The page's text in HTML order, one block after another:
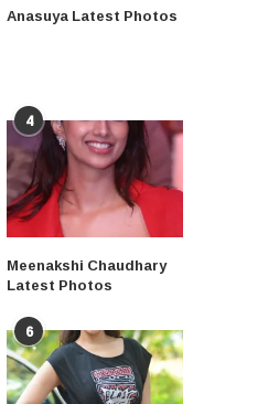
Anasuya Latest Photos
4
Meenakshi Chaudhary
Latest Photos
6